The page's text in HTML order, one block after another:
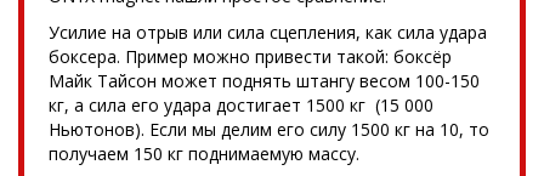
Усилие на отрыв или сила сцепления, как сила удара
боксера. Пример можно привести такой: боксёр
Майк Тайсон может поднять штангу весом 100-150
кг, а сила его удара достигает 1500 кг (15 000
Ньютонов). Если мы делим его силу 1500 кг на 10, то
получаем 150 кг поднимаемую массу.